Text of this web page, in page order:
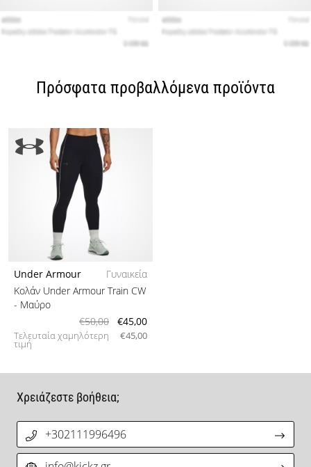
Πρόσφατα προβαλλόμενα προϊόντα
Under Armour
Γυναικεία
Κολάν Under Armour Train CW
- Μαύρο
€50,00
€45,00
Τελευταία χαμηλότερη
τιμή
€45,00
Χρειάζεστε βοήθεια;
+302111996496